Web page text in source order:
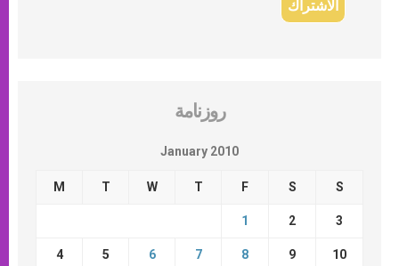
روزنامة
January 2010
M T W T F S S
1 2 3
4 5 6 7 8 9 10